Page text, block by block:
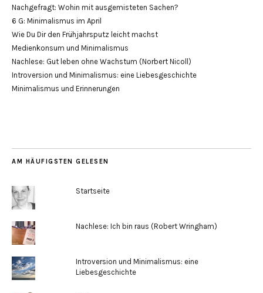
Nachgefragt: Wohin mit ausgemisteten Sachen?
6 G: Minimalismus im April
Wie Du Dir den Frühjahrsputz leicht machst
Medienkonsum und Minimalismus
Nachlese: Gut leben ohne Wachstum (Norbert Nicoll)
Introversion und Minimalismus: eine Liebesgeschichte
Minimalismus und Erinnerungen
AM HÄUFIGSTEN GELESEN
Startseite
Nachlese: Ich bin raus (Robert Wringham)
Introversion und Minimalismus: eine
Liebesgeschichte